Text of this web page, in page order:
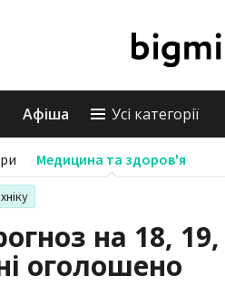
Афіша Усі категорії
Медицина та здоров'я
на 18,
оголошено